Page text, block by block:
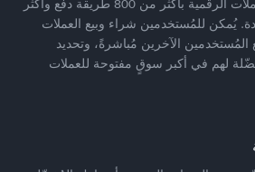
توفّر منصّة آمنة لتداول العملات الرقمية بأكثر من 800 طريقة دفع وأكثر
يُمكن للمُستخدمين شراء وبيع العملات
المُستخدمين الآخرين مُباشرةً، وتحديد
لهم في أكبر سوقٍ مفتوحة للعملات